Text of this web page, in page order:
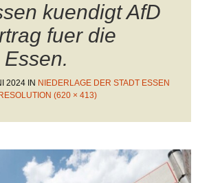
kuendigt AfD
fuer die
2024 IN NIEDERLAGE DER STADT ESSEN
(620 × 413)